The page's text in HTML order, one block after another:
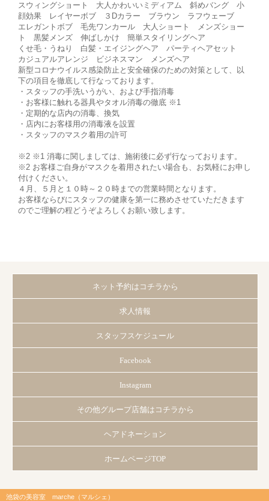
スウィングショート 大人かわいいミディアム 斜めバング 小
顔効果 レイヤーボブ ３Dカラー ブラウン ラフウェーブ
エレガントボブ 毛先ワンカール 大人ショート メンズショー
ト 黒髪メンズ 伸ばしかけ 簡単スタイリングヘア
くせ毛・うねり 白髪・エイジングヘア パーティヘアセット
カジュアルアレンジ ビジネスマン メンズヘア
新型コロナウイルス感染防止と安全確保のための対策として、以
下の項目を徹底して行なっております。
・スタッフの手洗いうがい、および手指消毒
・お客様に触れる器具やタオル消毒の徹底 ※1
・定期的な店内の消毒、換気
・店内にお客様用の消毒液を設置
・スタッフのマスク着用の許可
※2 ※1 消毒に関しましては、施術後に必ず行なっております。
※2 お客様ご自身がマスクを着用されたい場合も、お気軽にお申し
付けください。
４月、５月と１０時～２０時までの営業時間となります。
お客様ならびにスタッフの健康を第一に務めさせていただきます
のでご理解の程どうぞよろしくお願い致します。
ネット予約はコチラから
求人情報
スタッフスケジュール
Facebook
Instagram
その他グループ店舗はコチラから
ヘアドネーション
ホームページTOP
池袋の美容室 marche（マルシェ）